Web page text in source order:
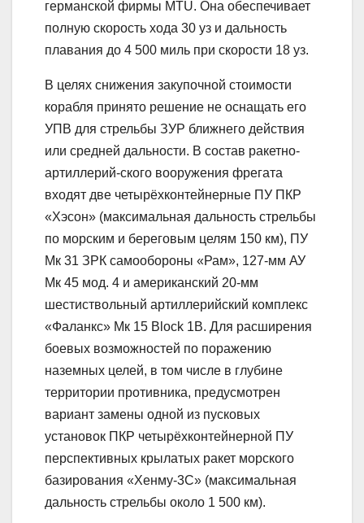
германской фирмы MTU. Она обеспечивает
полную скорость хода 30 уз и дальность
плавания до 4 500 миль при скорости 18 уз.
В целях снижения закупочной стоимости
корабля принято решение не оснащать его
УПВ для стрельбы ЗУР ближнего действия
или средней дальности. В состав ракетно-
артиллерий-ского вооружения фрегата
входят две четырёхконтейнерные ПУ ПКР
«Хэсон» (максимальная дальность стрельбы
по морским и береговым целям 150 км), ПУ
Мк 31 ЗРК самообороны «Рам», 127-мм АУ
Мк 45 мод. 4 и американский 20-мм
шестиствольный артиллерийский комплекс
«Фаланкс» Мк 15 Block 1В. Для расширения
боевых возможностей по поражению
наземных целей, в том числе в глубине
территории противника, предусмотрен
вариант замены одной из пусковых
установок ПКР четырёхконтейнерной ПУ
перспективных крылатых ракет морского
базирования «Хенму-3С» (максимальная
дальность стрельбы около 1 500 км).